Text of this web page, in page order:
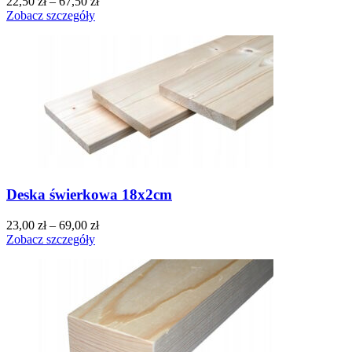
Zobacz szczegóły
Deska świerkowa 18x2cm
23,00 zł– 69,00 zł
Zobacz szczegóły